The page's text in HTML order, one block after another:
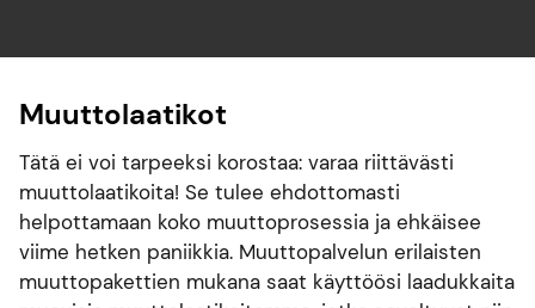
Muuttolaatikot
Tätä ei voi tarpeeksi korostaa: varaa riittävästi
muuttolaatikoita! Se tulee ehdottomasti
helpottamaan koko muuttoprosessia ja ehkäisee
viime hetken paniikkia. Muuttopalvelun erilaisten
muuttopakettien mukana saat käyttöösi laadukkaita